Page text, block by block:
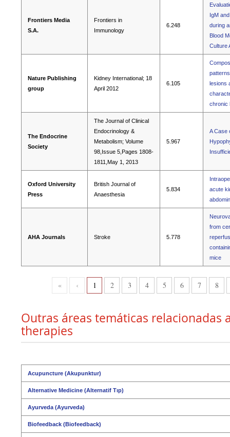
Frontiers Media
S.A.
Frontiers in
Immunology
6.248
IgM
during
Blood
Culture
Nature Publishing
group
Kidney International; 18
April 2012
6.105
lesions
chronic
The Endocrine
Society
The Journal of Clinical
Endocrinology &
Metabolism; Volume
98,Issue 5,Pages 1808-
1811,May 1, 2013
5.967
A Case
Oxford University
Press
British Journal of
Anaesthesia
5.834
acute
AHA Journals Stroke 5.778
from
mice
« ‹ 1 2 3 4 5 6 7 8
Outras áreas temáticas relacionadas
therapies
Acupuncture (Akupunktur)
Alternative Medicine (Alternatif Tıp)
Ayurveda (Ayurveda)
Biofeedback (Biofeedback)